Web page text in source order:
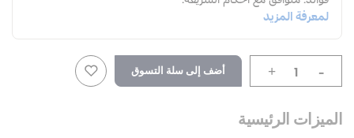
-
+ أضف إلى سلة التسوق
الميزات الرئيسية